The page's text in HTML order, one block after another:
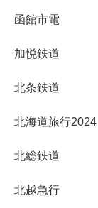
函館市電
加悦鉄道
北条鉄道
北海道旅行2024
北総鉄道
北越急行